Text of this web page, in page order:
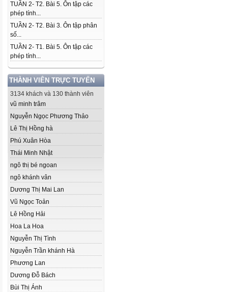
TUẦN 2- T2. Bài 5. Ôn tập các
phép tính...
TUẦN 2- T2. Bài 3. Ôn tập phân
số...
TUẦN 2- T1. Bài 5. Ôn tập các
phép tính...
THÀNH VIÊN TRỰC TUYẾN
3134 khách và 130 thành viên
vũ minh trâm
Nguyễn Ngọc Phương Thảo
Lê Thị Hồng hà
Phú Xuân Hòa
Thái Minh Nhật
ngô thị bé ngoan
ngô khánh vân
Dương Thị Mai Lan
Vũ Ngọc Toản
Lê Hồng Hải
Hoa La Hoa
Nguyễn Thị Tình
Nguyễn Trần khánh Hà
Phương Lan
Dương Đỗ Bách
Bùi Thị Ánh